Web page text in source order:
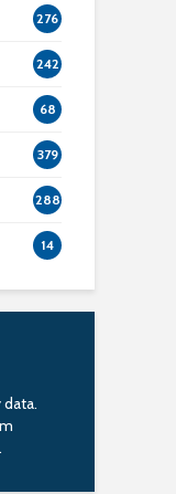
276
242
68
379
288
14
.